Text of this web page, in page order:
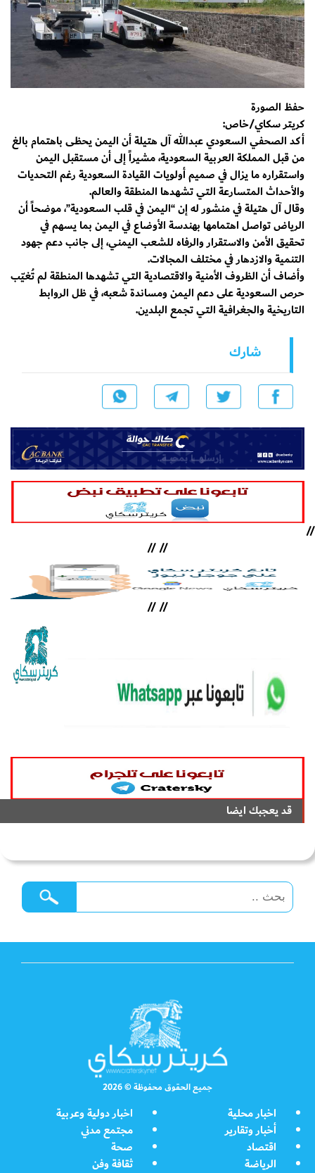
حفظ الصورة
كريتر سكاي/خاص:
أكد الصحفي السعودي عبدالله آل هتيلة أن اليمن يحظى باهتمام بالغ
من قبل المملكة العربية السعودية، مشيراً إلى أن مستقبل اليمن
واستقراره ما يزال في صميم أولويات القيادة السعودية رغم التحديات
والأحداث المتسارعة التي تشهدها المنطقة والعالم.
وقال آل هتيلة في منشور له إن “اليمن في قلب السعودية”، موضحاً أن
الرياض تواصل اهتمامها بهندسة الأوضاع في اليمن بما يسهم في
تحقيق الأمن والاستقرار والرفاه للشعب اليمني، إلى جانب دعم جهود
التنمية والازدهار في مختلف المجالات.
وأضاف أن الظروف الأمنية والاقتصادية التي تشهدها المنطقة لم تُغيّب
حرص السعودية على دعم اليمن ومساندة شعبه، في ظل الروابط
التاريخية والجغرافية التي تجمع البلدين.
شارك
//
//
//
//
//
قد يعجبك ايضا
جميع الحقوق محفوظة © 2026
اخبار محلية
اخبار دولية وعربية
أخبار وتقارير
مجتمع مدني
اقتصاد
صحة
الرياضة
ثقافة وفن